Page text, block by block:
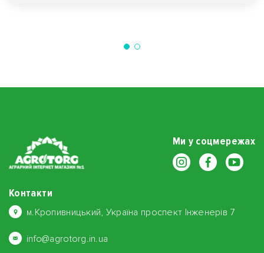
Ми у соцмережах
Контакти
м.Кропивницький, Україна проспект Інженерів 7
info@agrotorg.in.ua